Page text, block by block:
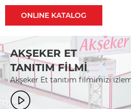
ONLINE KATALOG
AKŞEKER ET
TANITIM FİLMİ
Akşeker Et tanıtım filmimizi